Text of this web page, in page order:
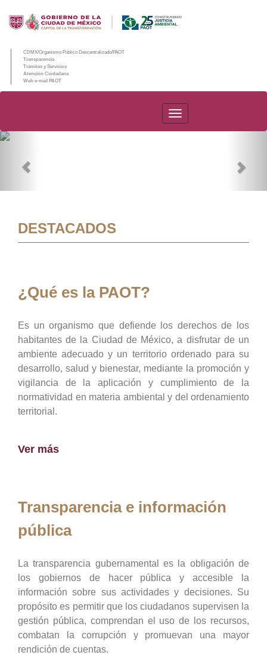
CDMX/Organismo Público Descentralizado/PAOT
Transparencia
Trámites y Servicios
Atención Ciudadana
Web e-mail PAOT
PAOT
DESTACADOS
¿Qué es la PAOT?
Es un organismo que defiende los derechos de los
habitantes de la Ciudad de México, a disfrutar de un
ambiente adecuado y un territorio ordenado para su
desarrollo, salud y bienestar, mediante la promoción y
vigilancia de la aplicación y cumplimiento de la
normatividad en materia ambiental y del ordenamiento
territorial.
Ver más
Transparencia e información
pública
La transparencia gubernamental es la obligación de
los gobiernos de hacer pública y accesible la
información sobre sus actividades y decisiones. Su
propósito es permitir que los ciudadanos supervisen la
gestión pública, comprendan el uso de los recursos,
combatan la corrupción y promuevan una mayor
rendición de cuentas.